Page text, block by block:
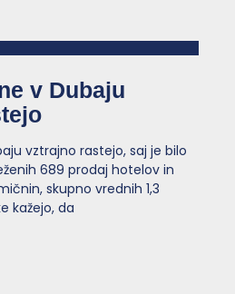
v Dubaju
vztrajno rastejo, saj je bilo
689 prodaj hotelov in
skupno vrednih 1,3
kažejo, da